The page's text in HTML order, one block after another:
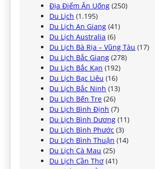
Địa Điểm Ăn Uống (250)
Du Lịch (1.195)
Du Lịch An Giang (41)
Du Lịch Australia (6)
Du Lịch Bà Rịa – Vũng Tàu (17)
Du Lịch Bắc Giang (278)
Du Lịch Bắc Kạn (192)
Du Lịch Bạc Liêu (16)
Du Lịch Bắc Ninh (13)
Du Lịch Bến Tre (26)
Du Lịch Bình Định (7)
Du Lịch Bình Dương (11)
Du Lịch Bình Phước (3)
Du Lịch Bình Thuận (14)
Du Lịch Cà Mau (25)
Du Lịch Cần Thơ (41)